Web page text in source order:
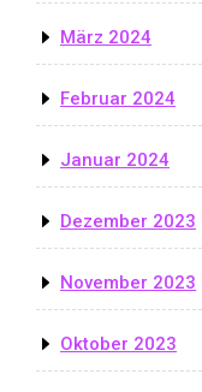
März 2024
Februar 2024
Januar 2024
Dezember 2023
November 2023
Oktober 2023